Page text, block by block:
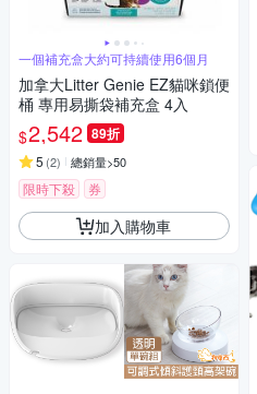
一個補充盒大約可持續使用6個月
加拿大Litter Genie EZ貓咪鎖便
桶 專用易撕袋補充盒 4入
$2,542 89折
5 (2) 總銷量>50
限時下殺 券
加入購物車